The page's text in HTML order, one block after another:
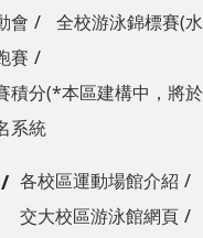
會
全校游泳錦標賽(
賽
積分(*本區建構中，將
系統
各校區運動場館介紹
交大校區游泳館網頁